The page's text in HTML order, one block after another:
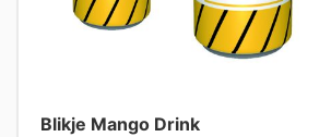
Blikje Mango Drink